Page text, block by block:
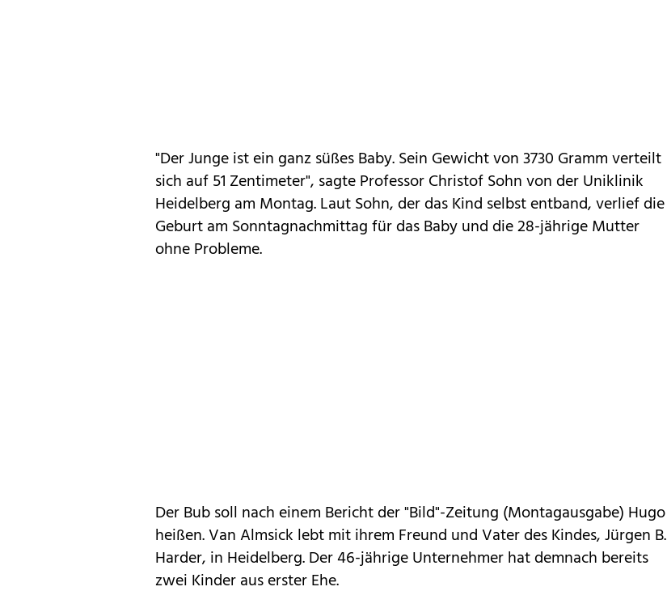
"Der Junge ist ein ganz süßes Baby. Sein Gewicht von 3730 Gramm verteilt
sich auf 51 Zentimeter", sagte Professor Christof Sohn von der Uniklinik
Heidelberg am Montag. Laut Sohn, der das Kind selbst entband, verlief die
Geburt am Sonntagnachmittag für das Baby und die 28-jährige Mutter
ohne Probleme.
Der Bub soll nach einem Bericht der "Bild"-Zeitung (Montagausgabe) Hugo
heißen. Van Almsick lebt mit ihrem Freund und Vater des Kindes, Jürgen B.
Harder, in Heidelberg. Der 46-jährige Unternehmer hat demnach bereits
zwei Kinder aus erster Ehe.